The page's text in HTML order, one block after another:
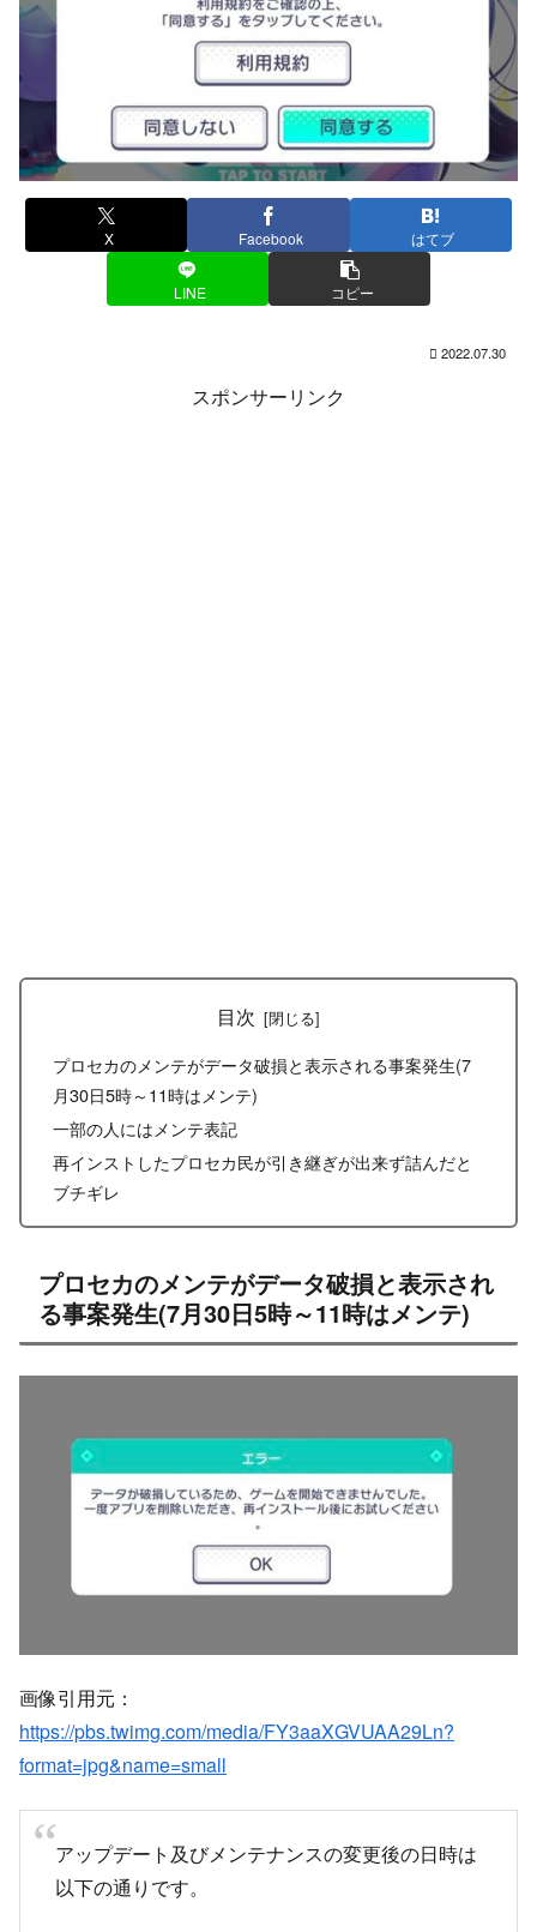
X Facebook はてブ
LINE コピー
2022.07.30
スポンサーリンク
目次
プロセカのメンテがデータ破損と表示される事案発生(7
月30日5時～11時はメンテ)
一部の人にはメンテ表記
再インストしたプロセカ民が引き継ぎが出来ず詰んだと
ブチギレ
プロセカのメンテがデータ破損と表示され
る事案発生(7月30日5時～11時はメンテ)
画像引用元：
https://pbs.twimg.com/media/FY3aaXGVUAA29Ln?
format=jpg&name=small
アップデート及びメンテナンスの変更後の日時は
以下の通りです。